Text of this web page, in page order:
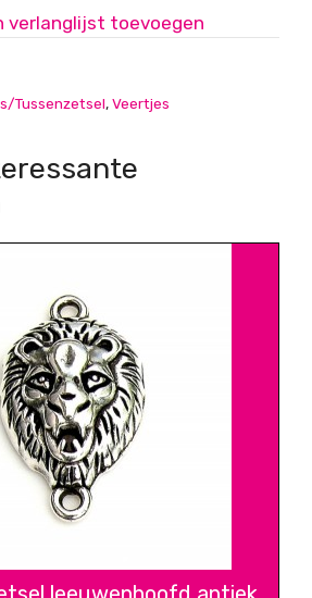
aantal
verlanglijst toevoegen
Tussenzetsel,Veertjes